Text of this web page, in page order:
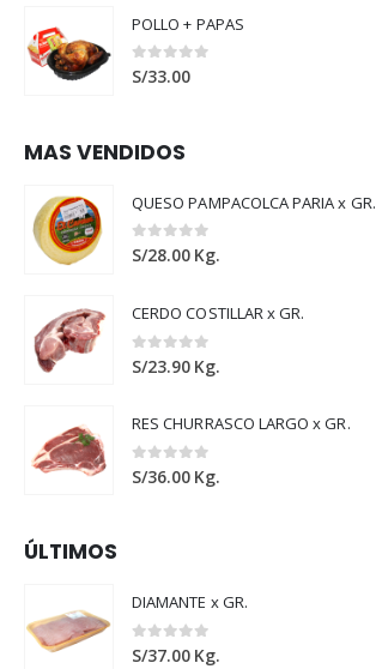
POLLO + PAPAS
0out of 5
S/33.00
MAS VENDIDOS
QUESO PAMPACOLCA PARIA x GR.
0out of 5
S/28.00 Kg.
CERDO COSTILLAR x GR.
0out of 5
S/23.90 Kg.
RES CHURRASCO LARGO x GR.
0out of 5
S/36.00 Kg.
ÚLTIMOS
DIAMANTE x GR.
0out of 5
S/37.00 Kg.